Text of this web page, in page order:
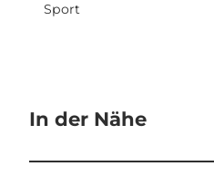
Sport
In der Nähe